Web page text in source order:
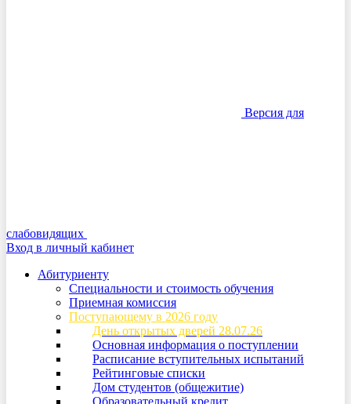
Версия для
слабовидящих
Вход в личный кабинет
Абитуриенту
Специальности и стоимость обучения
Приемная комиссия
Поступающему в 2026 году
День открытых дверей 28.07.26
Основная информация о поступлении
Расписание вступительных испытаний
Рейтинговые списки
Дом студентов (общежитие)
Образовательный кредит